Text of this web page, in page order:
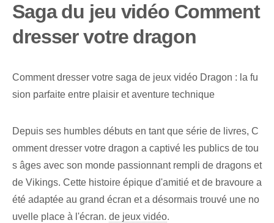
Saga du jeu vidéo Comment
dresser votre dragon
Comment dresser votre saga de jeux vidéo Dragon : la fu
sion parfaite entre plaisir et aventure technique
Depuis ses humbles débuts en tant que série de livres, C
omment dresser votre dragon a captivé les publics de tou
s âges avec son monde passionnant rempli de dragons et
de Vikings. Cette histoire épique d'amitié et de bravoure a
été adaptée au grand écran et a désormais trouvé une no
uvelle place à l'écran. de jeux vidéo.